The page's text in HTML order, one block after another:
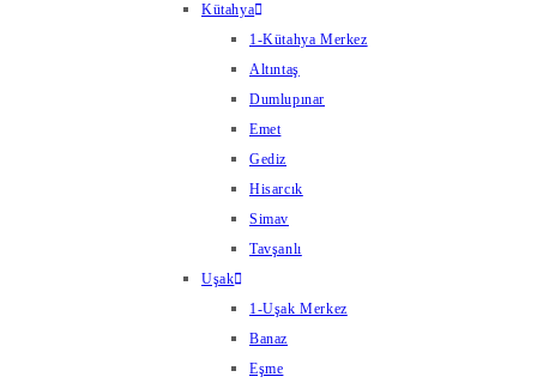
Kütahya
1-Kütahya Merkez
Altıntaş
Dumlupınar
Emet
Gediz
Hisarcık
Simav
Tavşanlı
Uşak
1-Uşak Merkez
Banaz
Eşme